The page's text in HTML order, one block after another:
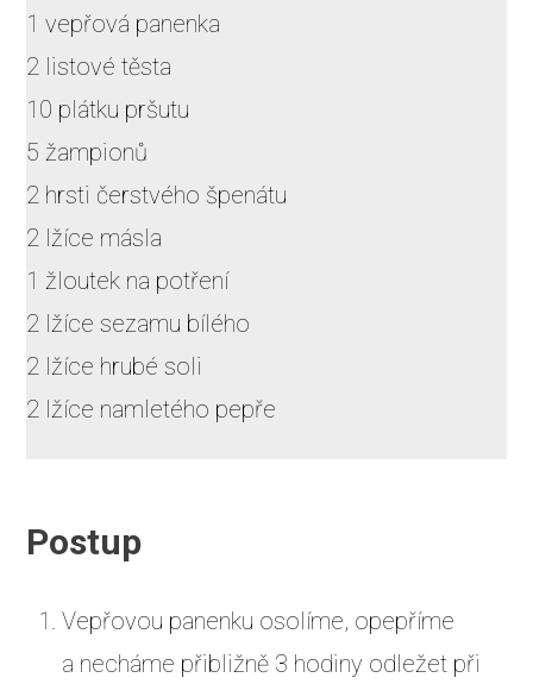
1 vepřová panenka
2 listové těsta
10 plátku pršutu
5 žampionů
2 hrsti čerstvého špenátu
2 lžíce másla
1 žloutek na potření
2 lžíce sezamu bílého
2 lžíce hrubé soli
2 lžíce namletého pepře
Postup
Vepřovou panenku osolíme, opepříme
a necháme přibližně 3 hodiny odležet při